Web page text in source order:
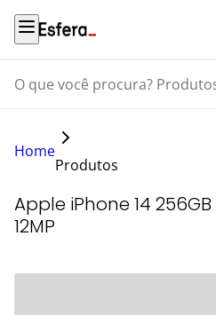
O que você procura? Produtos,
Home
Produtos
Apple iPhone 14
12MP